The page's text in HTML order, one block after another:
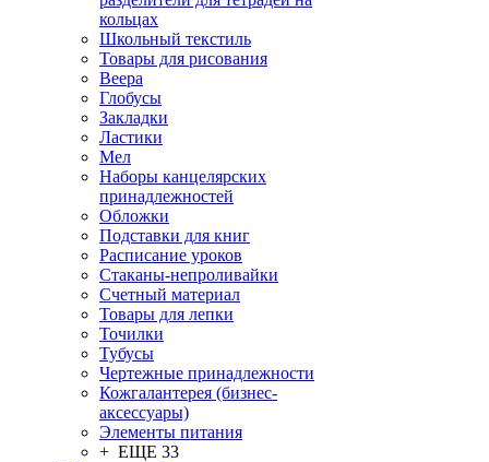
кольцах
Школьный текстиль
Товары для рисования
Веера
Глобусы
Закладки
Ластики
Мел
Наборы канцелярских
принадлежностей
Обложки
Подставки для книг
Расписание уроков
Стаканы-непроливайки
Счетный материал
Товары для лепки
Точилки
Тубусы
Чертежные принадлежности
Кожгалантерея (бизнес-
аксессуары)
Элементы питания
+ ЕЩЕ 33